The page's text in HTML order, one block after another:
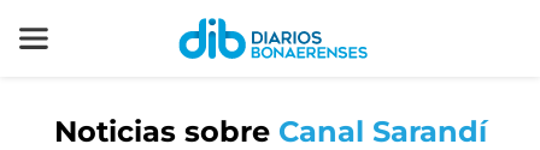
Noticias sobre Canal Sarandí